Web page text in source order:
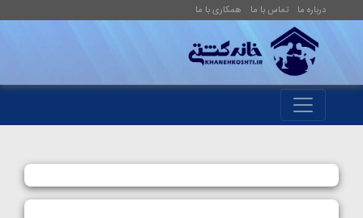
درباره ما تماس با ما همکاری با ما